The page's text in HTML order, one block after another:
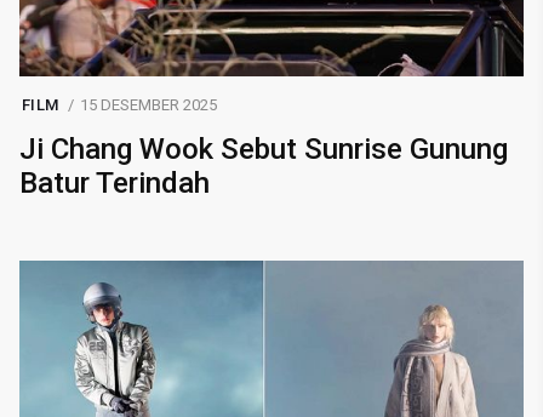
FILM 15 DESEMBER 2025
Ji Chang Wook Sebut Sunrise Gunung
Batur Terindah